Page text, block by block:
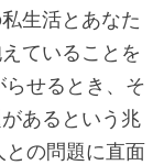
生活とあなた
ていることを
せるとき、そ
あるという兆
の問題に直面